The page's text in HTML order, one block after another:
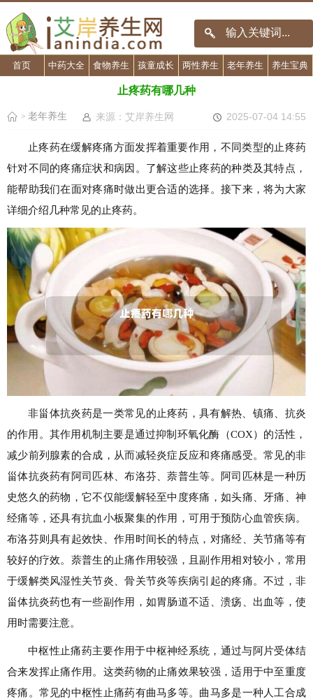
首页 中药大全 食物养生 孩童成长 两性养生 老年养生 养生宝典
止疼药有哪几种
> 老年养生 来源：艾岸养生网 2025-07-04 14:55
止疼药在缓解疼痛方面发挥着重要作用，不同类型的止疼药
针对不同的疼痛症状和病因。了解这些止疼药的种类及其特点，
能帮助我们在面对疼痛时做出更合适的选择。接下来，将为大家
详细介绍几种常见的止疼药。
非甾体抗炎药是一类常见的止疼药，具有解热、镇痛、抗炎
的作用。其作用机制主要是通过抑制环氧化酶（COX）的活性，
减少前列腺素的合成，从而减轻炎症反应和疼痛感受。常见的非
甾体抗炎药有阿司匹林、布洛芬、萘普生等。阿司匹林是一种历
史悠久的药物，它不仅能缓解轻至中度疼痛，如头痛、牙痛、神
经痛等，还具有抗血小板聚集的作用，可用于预防心血管疾病。
布洛芬则具有起效快、作用时间长的特点，对痛经、关节痛等有
较好的疗效。萘普生的止痛作用较强，且副作用相对较小，常用
于缓解类风湿性关节炎、骨关节炎等疾病引起的疼痛。不过，非
甾体抗炎药也有一些副作用，如胃肠道不适、溃疡、出血等，使
用时需要注意。
中枢性止痛药主要作用于中枢神经系统，通过与阿片受体结
合来发挥止痛作用。这类药物的止痛效果较强，适用于中至重度
疼痛。常见的中枢性止痛药有曲马多等。曲马多是一种人工合成